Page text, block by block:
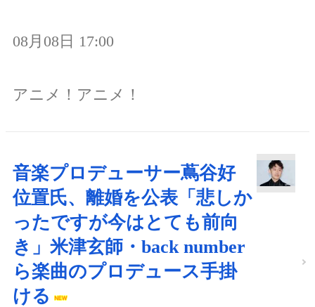
08月08日 17:00
アニメ！アニメ！
音楽プロデューサー蔦谷好
位置氏、離婚を公表「悲しか
ったですが今はとても前向
き」米津玄師・back number
ら楽曲のプロデュース手掛
ける